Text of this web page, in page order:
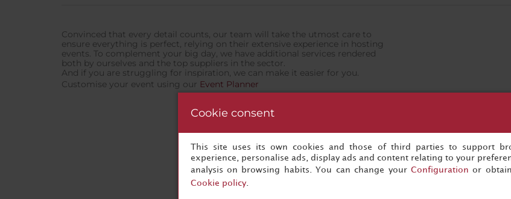
Convinced that every detail counts, our team will take the utmost care to
ensure everything is perfect, relying on their extensive experience in hosting
events. To complement your big day, we have additional services rendered
both by ourselves and the top suppliers in the sector.
And if you are struggling for inspiration, we can make it easier for you.
Customise your event using our Event Planner
Cookie consent
This site uses its own cookies and those of third parties to support
experience, personalise ads, display ads and content relating to your
analysis on browsing habits. You can change your Configuration or
Cookie policy.